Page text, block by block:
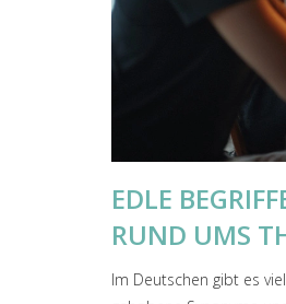
EDLE
RUND UMS
Im Deutschen gibt es